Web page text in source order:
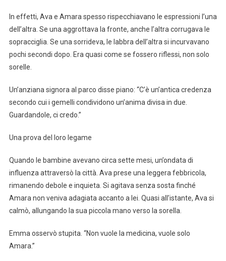
In effetti, Ava e Amara spesso rispecchiavano le espressioni l’una
dell’altra. Se una aggrottava la fronte, anche l’altra corrugava le
sopracciglia. Se una sorrideva, le labbra dell’altra si incurvavano
pochi secondi dopo. Era quasi come se fossero riflessi, non solo
sorelle.
Un’anziana signora al parco disse piano: “C’è un’antica credenza
secondo cui i gemelli condividono un’anima divisa in due.
Guardandole, ci credo.”
Una prova del loro legame
Quando le bambine avevano circa sette mesi, un’ondata di
influenza attraversò la città. Ava prese una leggera febbricola,
rimanendo debole e inquieta. Si agitava senza sosta finché
Amara non veniva adagiata accanto a lei. Quasi all’istante, Ava si
calmò, allungando la sua piccola mano verso la sorella.
Emma osservò stupita. “Non vuole la medicina, vuole solo
Amara.”